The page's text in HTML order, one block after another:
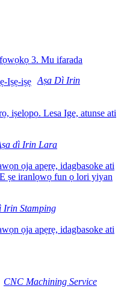
3. Mu ifarada
Aṣa Dì Irin
iṣelọpọ. Lesa Ige, atunse ati
dì Irin Lara
ọja apẹrẹ, idagbasoke ati
ṣe iranlọwọ fun ọ lori yiyan
Irin Stamping
ọja apẹrẹ, idagbasoke ati
CNC Machining Service